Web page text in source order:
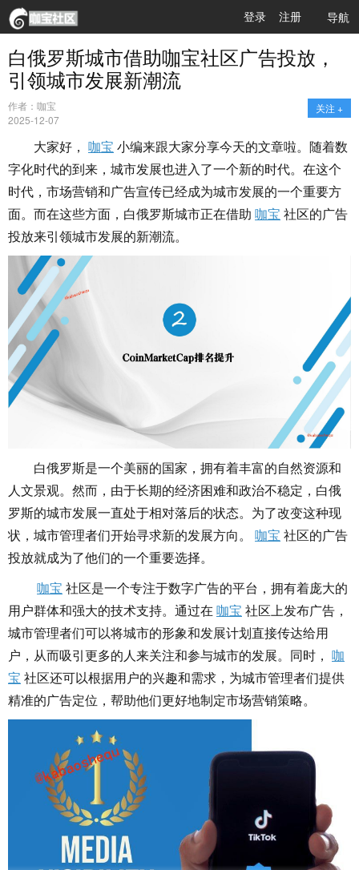
导航
登录 注册
白俄罗斯城市借助咖宝社区广告投放，
引领城市发展新潮流
作者：咖宝
2025-12-07
关注 +
大家好， 咖宝 小编来跟大家分享今天的文章啦。随着数
字化时代的到来，城市发展也进入了一个新的时代。在这个
时代，市场营销和广告宣传已经成为城市发展的一个重要方
面。而在这些方面，白俄罗斯城市正在借助 咖宝 社区的广告
投放来引领城市发展的新潮流。
白俄罗斯是一个美丽的国家，拥有着丰富的自然资源和
人文景观。然而，由于长期的经济困难和政治不稳定，白俄
罗斯的城市发展一直处于相对落后的状态。为了改变这种现
状，城市管理者们开始寻求新的发展方向。
咖宝 社区的广告
投放就成为了他们的一个重要选择。
咖宝 社区是一个专注于数字广告的平台，拥有着庞大的
用户群体和强大的技术支持。通过在 咖宝 社区上发布广告，
城市管理者们可以将城市的形象和发展计划直接传达给用
户，从而吸引更多的人来关注和参与城市的发展。同时， 咖
宝 社区还可以根据用户的兴趣和需求，为城市管理者们提供
精准的广告定位，帮助他们更好地制定市场营销策略。